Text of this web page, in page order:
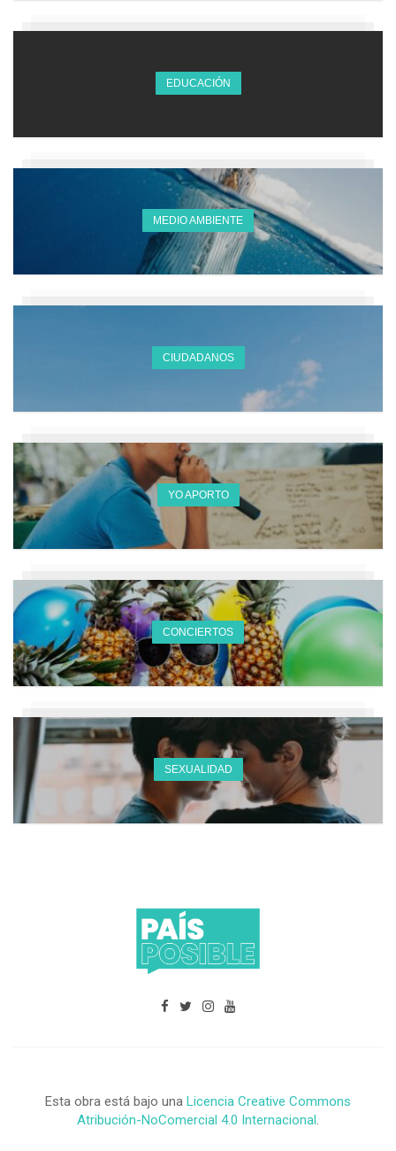
EDUCACIÓN
MEDIO AMBIENTE
CIUDADANOS
YO APORTO
CONCIERTOS
SEXUALIDAD
Esta obra está bajo una Licencia Creative Commons
Atribución-NoComercial 4.0 Internacional.